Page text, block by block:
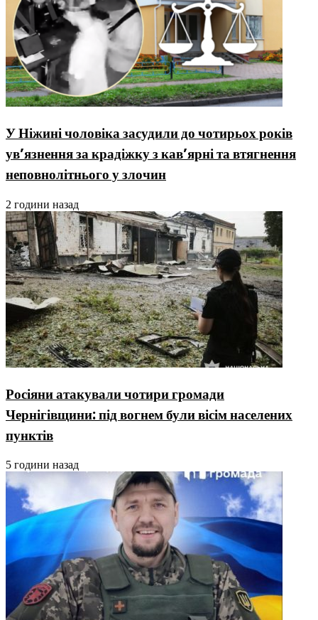
У Ніжині чоловіка засудили до чотирьох років
ув’язнення за крадіжку з кав’ярні та втягнення
неповнолітнього у злочин
2 години назад
Росіяни атакували чотири громади
Чернігівщини: під вогнем були вісім населених
пунктів
5 години назад